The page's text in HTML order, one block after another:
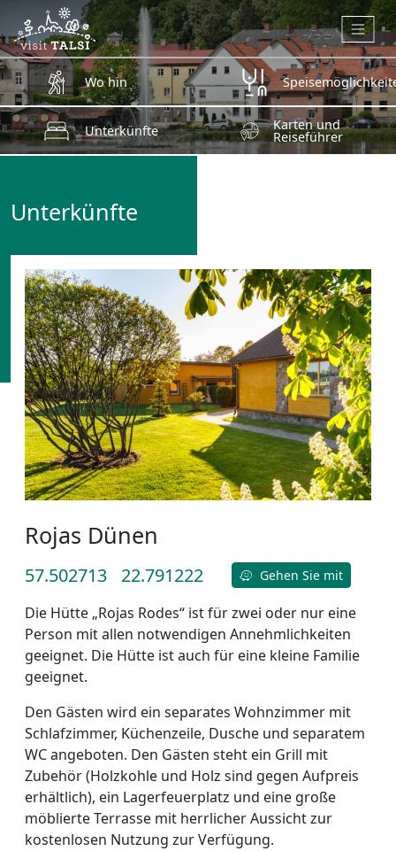
Zum Hauptinhalt springen
Wo hin
Unterkünfte Karten und
Reiseführer
Unterkünfte
Rojas Dünen
57.502713 22.791222 Gehen Sie mit
Die Hütte „Rojas Rodes“ ist für zwei oder nur eine
Person mit allen notwendigen Annehmlichkeiten
geeignet. Die Hütte ist auch für eine kleine Familie
geeignet.
Den Gästen wird ein separates Wohnzimmer mit
Schlafzimmer, Küchenzeile, Dusche und separatem
WC angeboten. Den Gästen steht ein Grill mit
Zubehör (Holzkohle und Holz sind gegen Aufpreis
erhältlich), ein Lagerfeuerplatz und eine große
möblierte Terrasse mit herrlicher Aussicht zur
kostenlosen Nutzung zur Verfügung.